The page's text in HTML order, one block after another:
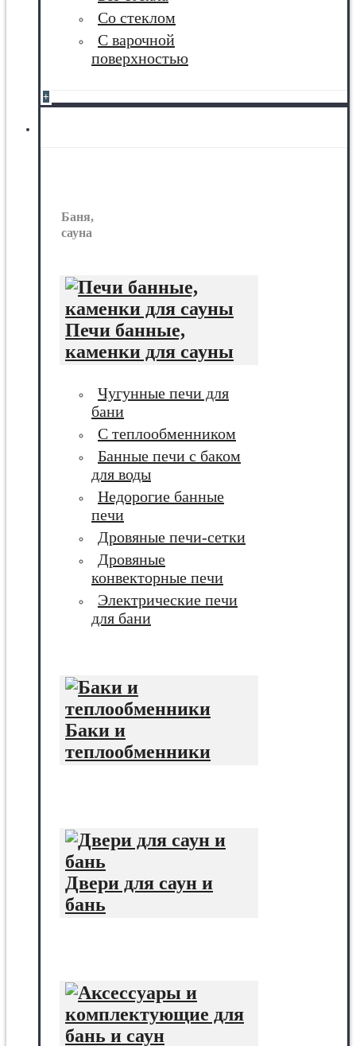
Со стеклом
С варочной
поверхностью
+
Баня,
сауна
Печи банные,
каменки для сауны
Чугунные печи для
бани
С теплообменником
Банные печи с баком
для воды
Недорогие банные
печи
Дровяные печи-сетки
Дровяные
конвекторные печи
Электрические печи
для бани
Баки и
теплообменники
Двери для саун и
бань